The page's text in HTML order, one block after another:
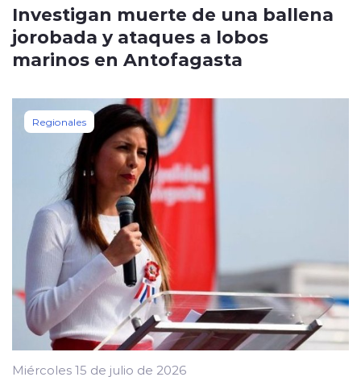
Investigan muerte de una ballena
jorobada y ataques a lobos
marinos en Antofagasta
Regionales
Miércoles 15 de julio de 2026